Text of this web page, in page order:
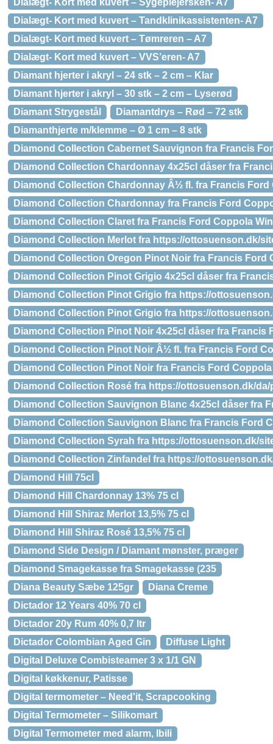
Dialægt- Kort med kuvert – Sygeplejersken- A7
Dialægt- Kort med kuvert – Tandklinikassistenten- A7
Dialægt- Kort med kuvert – Tømreren – A7
Dialægt- Kort med kuvert – VVS’eren- A7
Diamant hjerter i akryl – 24 stk – 2 cm – Klar
Diamant hjerter i akryl – 30 stk – 2 cm – Lyserød
Diamant Strygestål
Diamantdrys – Rød – 72 stk
Diamanthjerte m/klemme – Ø 1 cm – 8 stk
Diamond Collection Cabernet Sauvignon fra Francis
Diamond Collection Chardonnay 4x25cl dåser fra
Diamond Collection Chardonnay Â½ fl. fra Francis Ford
Diamond Collection Chardonnay fra Francis Ford
Diamond Collection Claret fra Francis Ford Coppola
Diamond Collection Merlot fra https://ottosuenson.dk/
Diamond Collection Oregon Pinot Noir fra Francis Ford
Diamond Collection Pinot Grigio 4x25cl dåser fra
Diamond Collection Pinot Grigio fra https://
Diamond Collection Pinot Grigio fra https://
Diamond Collection Pinot Noir 4x25cl dåser fra Francis
Diamond Collection Pinot Noir Â½ fl. fra Francis Ford
Diamond Collection Pinot Noir fra Francis Ford
Diamond Collection Rosé fra https://ottosuenson.dk/
Diamond Collection Sauvignon Blanc 4x25cl dåser fra
Diamond Collection Sauvignon Blanc fra Francis Ford
Diamond Collection Syrah fra https://ottosuenson.dk/
Diamond Collection Zinfandel fra https://
Diamond Hill 75cl
Diamond Hill Chardonnay 13% 75 cl
Diamond Hill Shiraz Merlot 13,5% 75 cl
Diamond Hill Shiraz Rosé 13,5% 75 cl
Diamond Side Design / Diamant mønster, præger
Diamond Smagekasse fra Smagekasse (235
Diana Beauty Sæbe 125gr
Diana Creme
Dictador 12 Years 40% 70 cl
Dictador 20y Rum 40% 0,7 ltr
Dictador Colombian Aged Gin
Diffuse Light
Digital Deluxe Combisteamer 3 x 1/1 GN
Digital køkkenur, Patisse
Digital termometer – Need'it, Scrapcooking
Digital Termometer – Silikomart
Digital Termometer med alarm, Ibili